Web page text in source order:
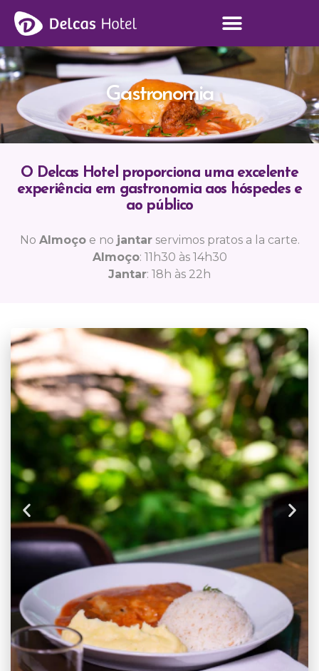
Gastronomia
O Delcas Hotel proporciona uma excelente
experiência em gastronomia aos hóspedes e
ao público
No Almoçoe no jantarservimos pratos a la carte.
Almoço: 11h30 às 14h30
Jantar: 18h às 22h